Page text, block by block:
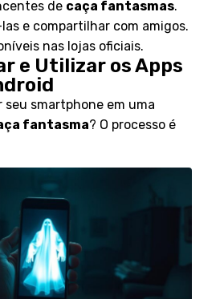
de caça fantasmas.
e compartilhar com amigos.
nas lojas oficiais.
e Utilizar os Apps
smartphone em uma
fantasma? O processo é